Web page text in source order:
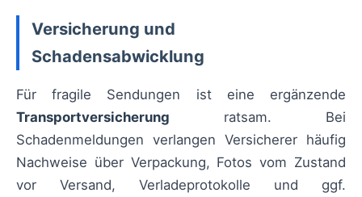
Versicherung und
Schadensabwicklung
Für fragile Sendungen ist eine ergänzende
Transportversicherung ratsam. Bei
Schadenmeldungen verlangen Versicherer häufig
Nachweise über Verpackung, Fotos vom Zustand
vor Versand, Verladeprotokolle und ggf.